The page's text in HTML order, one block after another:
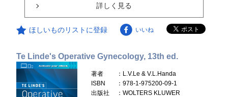
詳しく見る
ほしいものリストに登録 いいね
Te Linde's Operative Gynecology, 13th ed.
著者
：L.V.Le & V.L.Handa
ISBN
：978-1-975200-09-1
出版社
：WOLTERS KLUWER